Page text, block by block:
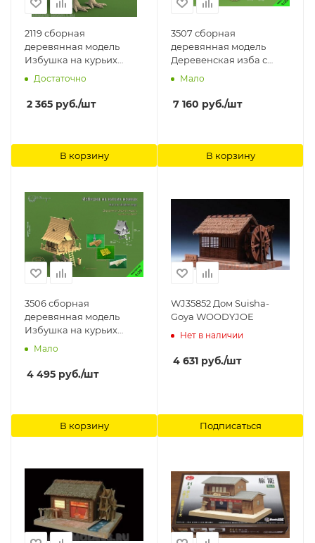
2119 сборная
деревянная модель
Избушка на курьих
ножках СВ Модель
Достаточно
2 365 руб./шт
В корзину
3507 сборная
деревянная модель
Деревенская изба с
соломенной крышей СВ
Мало
7 160 руб./шт
В корзину
3506 сборная
деревянная модель
Избушка на курьих
ножках СВ Модель
Мало
4 495 руб./шт
В корзину
WJ35852 Дом Suisha-
Goya WOODYJOE
Нет в наличии
4 631 руб./шт
Подписаться